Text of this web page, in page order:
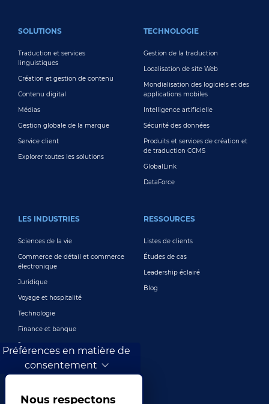
SOLUTIONS
Traduction et services
linguistiques
Création et gestion de contenu
Contenu digital
Médias
Gestion globale de la marque
Service client
Explorer toutes les solutions
TECHNOLOGIE
Gestion de la traduction
Localisation de site Web
Mondialisation des logiciels et des
applications mobiles
Intelligence artificielle
Sécurité des données
Produits et services de création et
de traduction CCMS
GlobalLink
DataForce
LES INDUSTRIES
Sciences de la vie
Commerce de détail et commerce
électronique
Juridique
Voyage et hospitalité
Technologie
Finance et banque
Jeux
Divertissement
Marketing numérique et publicité
RESSOURCES
Listes de clients
Études de cas
Leadership éclairé
Blog
Préférences en matière de
consentement
Nous respectons